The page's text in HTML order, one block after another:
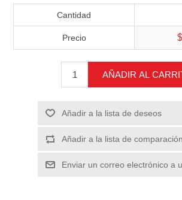
Cantidad
Precio
AÑADIR AL
Añadir a la lista de deseos
Añadir a la lista de comparación
Enviar un correo electrónico a